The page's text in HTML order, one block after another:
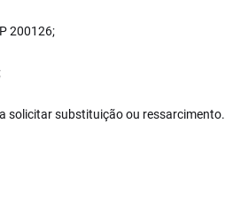
200126;
solicitar substituição ou ressarcimento.